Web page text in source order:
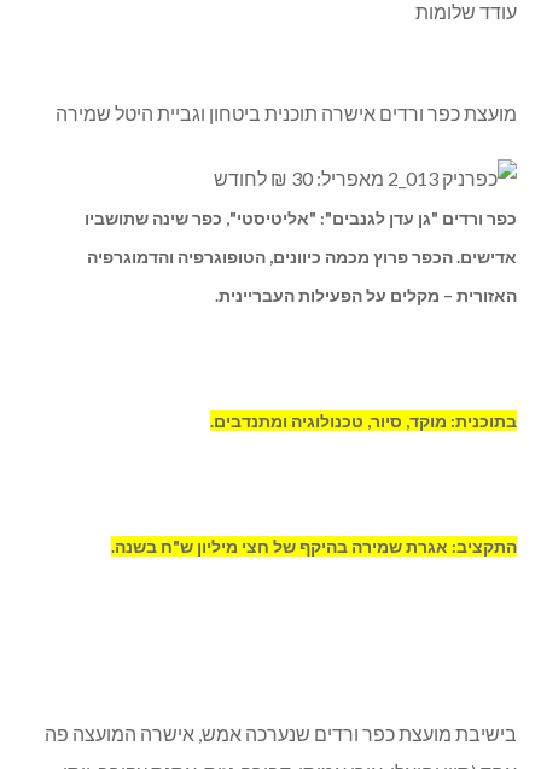
עודד שלומות
מועצת כפר ורדים אישרה תוכנית ביטחון וגביית היטל שמירה
כפר ורדים "גן עדן לגנבים": "אליטיסטי", כפר שינה שתושביו
אדישים. הכפר פרוץ מכמה כיוונים, הטופוגרפיה והדמוגרפיה
האזורית – מקלים על הפעילות העבריינית.
בתוכנית: מוקד, סיור, טכנולוגיה ומתנדבים.
התקציב: אגרת שמירה בהיקף של חצי מיליון ש"ח בשנה.
בישיבת מועצת כפר ורדים שנערכה אמש, אישרה המועצה פה